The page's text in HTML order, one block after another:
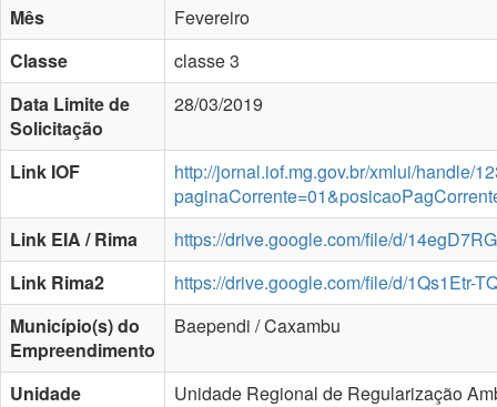
Mês
Fevereiro
Classe
classe 3
Data Limite de
Solicitação
28/03/2019
Link IOF
http://jornal.iof.mg.gov.br/xmlui/handle/
Link EIA / Rima
https://drive.google.com/file/d/
Link Rima2
https://drive.google.com/file/d/1Qs1Etr-
Município(s) do
Empreendimento
Baependi / Caxambu
Unidade
Unidade Regional de Regularização